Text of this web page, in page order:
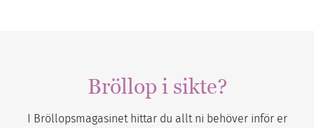
Bröllop i sikte?
I Bröllopsmagasinet hittar du allt ni behöver inför er